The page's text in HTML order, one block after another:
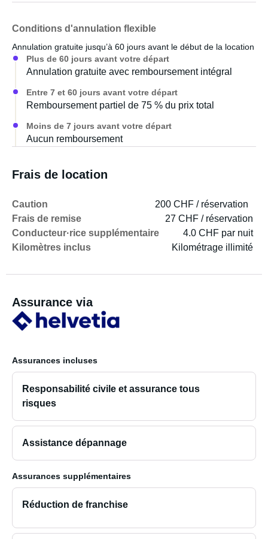
Conditions d'annulation flexible
Annulation gratuite jusqu’à 60 jours avant le début de la location
Plus de 60 jours avant votre départ
Annulation gratuite avec remboursement intégral
Entre 7 et 60 jours avant votre départ
Remboursement partiel de 75 % du prix total
Moins de 7 jours avant votre départ
Aucun remboursement
Frais de location
Caution
200 CHF / réservation
Frais de remise
27 CHF / réservation
Conducteur·rice supplémentaire
4.0 CHF par nuit
Kilomètres inclus
Kilométrage illimité
Assurance via
Assurances incluses
Responsabilité civile et assurance tous
risques
Assistance dépannage
Assurances supplémentaires
Réduction de franchise